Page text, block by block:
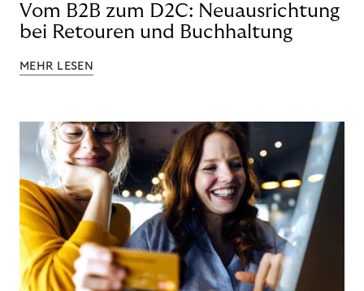
Vom B2B zum D2C: Neuausrichtung
bei Retouren und Buchhaltung
MEHR LESEN